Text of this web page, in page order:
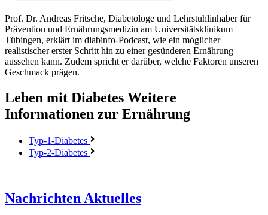
Prof. Dr. Andreas Fritsche, Diabetologe und Lehrstuhlinhaber für
Prävention und Ernährungsmedizin am Universitätsklinikum
Tübingen, erklärt im diabinfo-Podcast, wie ein möglicher
realistischer erster Schritt hin zu einer gesünderen Ernährung
aussehen kann. Zudem spricht er darüber, welche Faktoren unseren
Geschmack prägen.
Leben mit Diabetes Weitere
Informationen zur Ernährung
Typ-1-Diabetes
Typ-2-Diabetes
Nachrichten Aktuelles